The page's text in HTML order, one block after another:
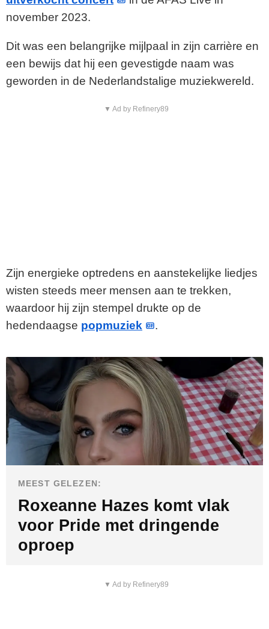
november 2023.
Dit was een belangrijke mijlpaal in zijn carrière en
een bewijs dat hij een gevestigde naam was
geworden in de Nederlandstalige muziekwereld.
▼ Ad by Refinery89
Zijn energieke optredens en aanstekelijke liedjes
wisten steeds meer mensen aan te trekken,
waardoor hij zijn stempel drukte op de
hedendaagse popmuziek .
MEEST GELEZEN:
Roxeanne Hazes komt vlak
voor Pride met dringende
oproep
▼ Ad by Refinery89